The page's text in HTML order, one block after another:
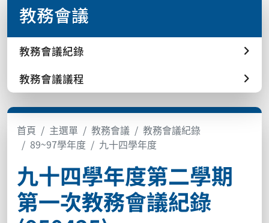
教務會議
教務會議紀錄
教務會議議程
首頁 主選單 教務會議
教務會議紀錄
89~97學年度
九十四學年度
九十四學年度第二學期
第一次教務會議紀錄